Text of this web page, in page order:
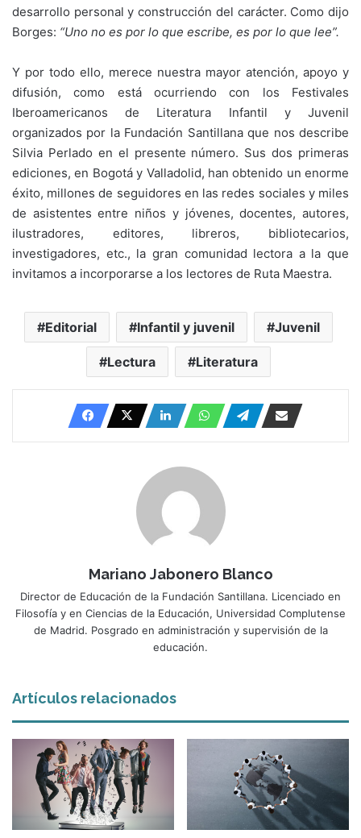
desarrollo personal y construcción del carácter. Como dijo
Borges: “Uno no es por lo que escribe, es por lo que lee”.
Y por todo ello, merece nuestra mayor atención, apoyo y
difusión, como está ocurriendo con los Festivales
Iberoamericanos de Literatura Infantil y Juvenil
organizados por la Fundación Santillana que nos describe
Silvia Perlado en el presente número. Sus dos primeras
ediciones, en Bogotá y Valladolid, han obtenido un enorme
éxito, millones de seguidores en las redes sociales y miles
de asistentes entre niños y jóvenes, docentes, autores,
ilustradores, editores, libreros, bibliotecarios,
investigadores, etc., la gran comunidad lectora a la que
invitamos a incorporarse a los lectores de Ruta Maestra.
Editorial Infantil y juvenil Juvenil
Lectura Literatura
Mariano Jabonero Blanco
Director de Educación de la Fundación Santillana. Licenciado en
Filosofía y en Ciencias de la Educación, Universidad Complutense
de Madrid. Posgrado en administración y supervisión de la
educación.
Artículos relacionados